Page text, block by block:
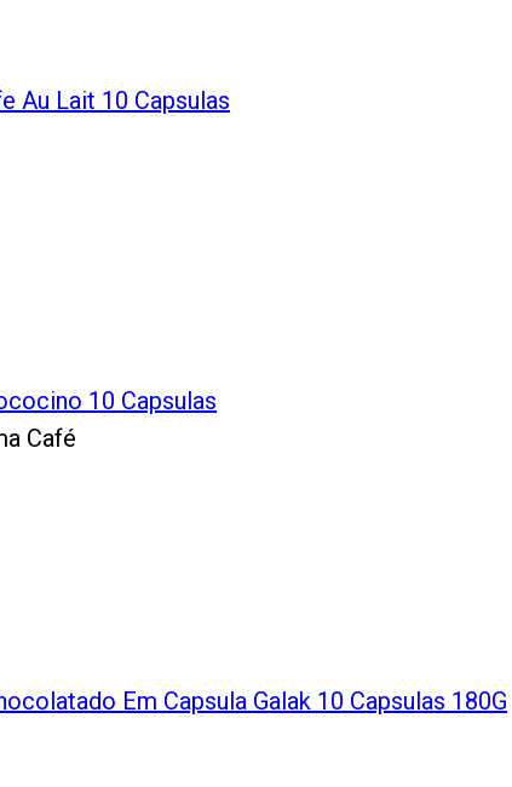
Au Lait 10 Capsulas
10 Capsulas
Café
Em Capsula Galak 10 Capsulas 180G